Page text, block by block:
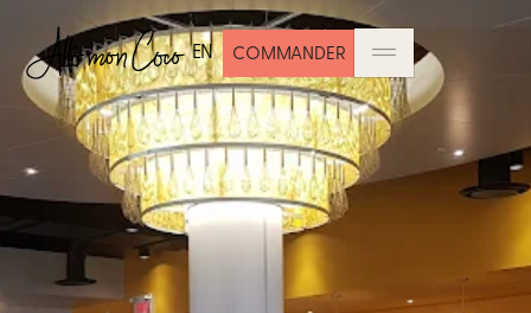
EN COMMANDER